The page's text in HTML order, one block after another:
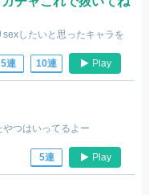
したいと思ったキャラを
5連
10連 Play
つはいってるよー
5連 Play